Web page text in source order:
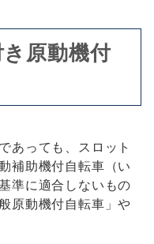
原動機付
あっても、スロット
補助機付自転車（い
準に適合しないもの
原動機付自転車」や